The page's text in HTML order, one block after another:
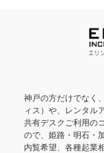
神戸の方だけでなく
ィス）や、レンタル
共有デスクご利用の
ので、姫路・明石・
内覧希望、各種起業